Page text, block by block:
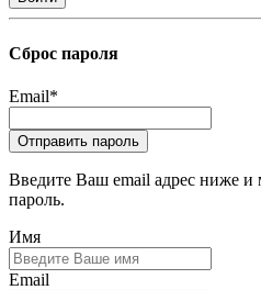
Сброс пароля
Email*
Введите Ваш email адрес ниже
пароль.
Имя
Email